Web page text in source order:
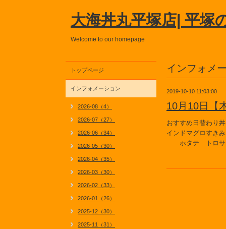
大海丼丸平塚店| 平塚
Welcome to our homepage
インフォメ
2019-10-10 11:03:00
10月10日【
おすすめ日替わり丼
インドマグロすき
ホタテ トロサ
トップページ
インフォメーション
2026-08（4）
2026-07（27）
2026-06（34）
2026-05（30）
2026-04（35）
2026-03（30）
2026-02（33）
2026-01（26）
2025-12（30）
2025-11（31）